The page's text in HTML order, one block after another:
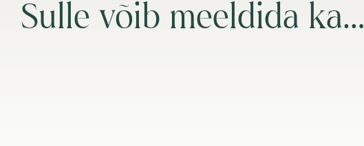
Sulle võib meeldida ka…